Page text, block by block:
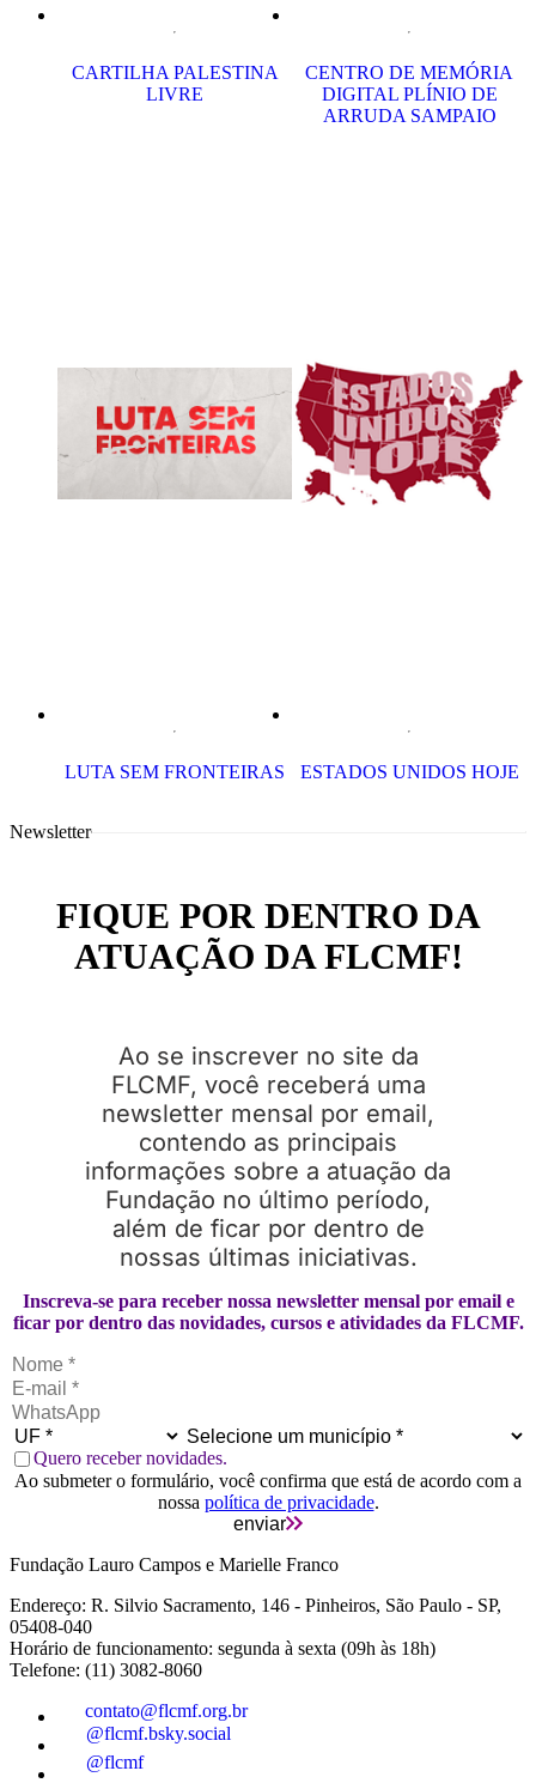
CARTILHA PALESTINA
LIVRE
CENTRO DE MEMÓRIA
DIGITAL PLÍNIO DE
ARRUDA SAMPAIO
LUTA SEM FRONTEIRAS ESTADOS UNIDOS HOJE
Newsletter
Inscreva-se para receber nossa newsletter mensal por email e
ficar por dentro das novidades, cursos e atividades da FLCMF.
Quero receber novidades.
Ao submeter o formulário, você confirma que está de acordo com a
nossa política de privacidade.
enviar
FIQUE POR DENTRO DA
ATUAÇÃO DA FLCMF!
Ao se inscrever no site da
FLCMF, você receberá uma
newsletter mensal por email,
contendo as principais
informações sobre a atuação da
Fundação no último período,
além de ficar por dentro de
nossas últimas iniciativas.
Fundação Lauro Campos e Marielle Franco
Endereço: R. Silvio Sacramento, 146 - Pinheiros, São Paulo - SP,
05408-040
Horário de funcionamento: segunda à sexta (09h às 18h)
Telefone: (11) 3082-8060
contato@flcmf.org.br
@flcmf.bsky.social
@flcmf